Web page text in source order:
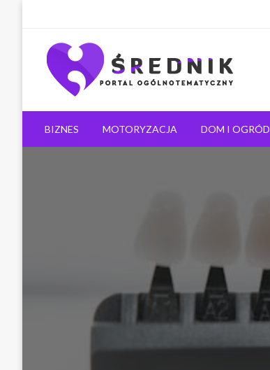
Średnik.pl
Ogólnotematyczny portal informacyjny
BIZNES MOTORYZACJA DOM I OGRÓD